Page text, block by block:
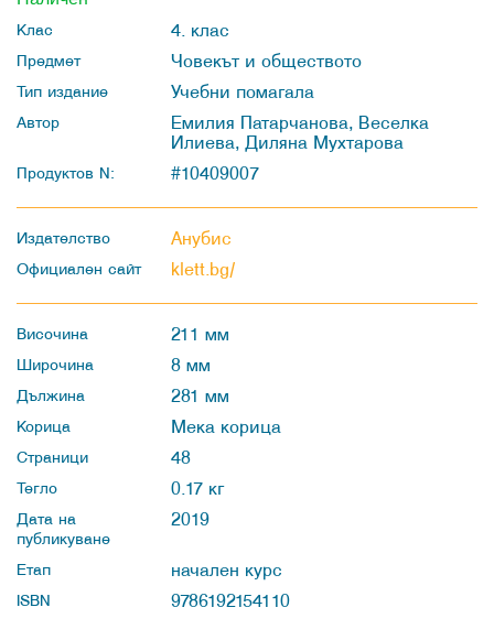
Клас 4. клас
Предмет Човекът и обществото
Тип издание Учебни помагала
Автор
Емилия Патарчанова, Веселка
Илиева, Диляна Мухтарова
Продуктов N: #10409007
Издателство Анубис
Официален сайт klett.bg/
Височина 211 мм
Широчина 8 мм
Дължина 281 мм
Корица Мека корица
Страници 48
Тегло 0.17 кг
Дата на
публикуване
2019
Етап начален курс
ISBN 9786192154110